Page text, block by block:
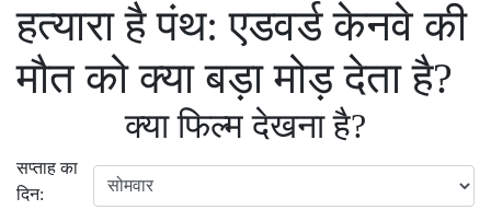
हत्यारा है पंथ: एडवर्ड केनवे की
मौत को क्या बड़ा मोड़ देता है?
क्या फिल्म देखना है?
सप्ताह का
दिन: